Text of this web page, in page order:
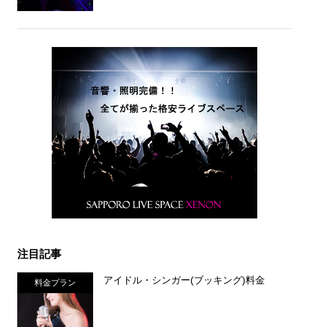
注目記事
料金プラン アイドル・シンガー(ブッキング)料金